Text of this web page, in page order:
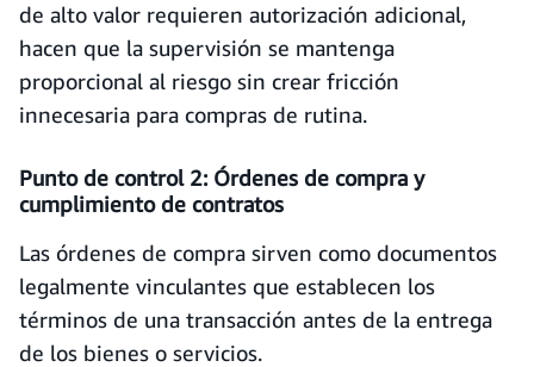
de alto valor requieren autorización adicional,
hacen que la supervisión se mantenga
proporcional al riesgo sin crear fricción
innecesaria para compras de rutina.
Punto de control 2: Órdenes de compra y
cumplimiento de contratos
Las órdenes de compra sirven como documentos
legalmente vinculantes que establecen los
términos de una transacción antes de la entrega
de los bienes o servicios.